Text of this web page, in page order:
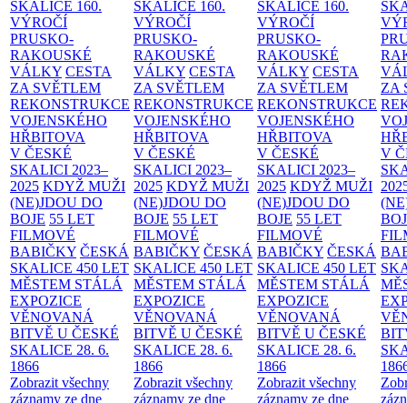
SKALICE 160.
VÝROČÍ
PRUSKO-
RAKOUSKÉ
VÁLKY CESTA
ZA SVĚTLEM
REKONSTRUKCE
VOJENSKÉHO
HŘBITOVA
V ČESKÉ
SKALICI 2023–
2025 KDYŽ MUŽI
(NE)JDOU DO
BOJE 55 LET
FILMOVÉ
BABIČKY ČESKÁ
SKALICE 450 LET
MĚSTEM STÁLÁ
EXPOZICE
VĚNOVANÁ
BITVĚ U ČESKÉ
SKALICE 28. 6.
1866
Zobrazit všechny
záznamy ze dne
SKALICE 160.
VÝROČÍ
PRUSKO-
RAKOUSKÉ
VÁLKY CESTA
ZA SVĚTLEM
REKONSTRUKCE
VOJENSKÉHO
HŘBITOVA
V ČESKÉ
SKALICI 2023–
2025 KDYŽ MUŽI
(NE)JDOU DO
BOJE 55 LET
FILMOVÉ
BABIČKY ČESKÁ
SKALICE 450 LET
MĚSTEM STÁLÁ
EXPOZICE
VĚNOVANÁ
BITVĚ U ČESKÉ
SKALICE 28. 6.
1866
Zobrazit všechny
záznamy ze dne
SKALICE 160.
VÝROČÍ
PRUSKO-
RAKOUSKÉ
VÁLKY CESTA
ZA SVĚTLEM
REKONSTRUKCE
VOJENSKÉHO
HŘBITOVA
V ČESKÉ
SKALICI 2023–
2025 KDYŽ MUŽI
(NE)JDOU DO
BOJE 55 LET
FILMOVÉ
BABIČKY ČESKÁ
SKALICE 450 LET
MĚSTEM STÁLÁ
EXPOZICE
VĚNOVANÁ
BITVĚ U ČESKÉ
SKALICE 28. 6.
1866
Zobrazit všechny
záznamy ze dne
ZA
V